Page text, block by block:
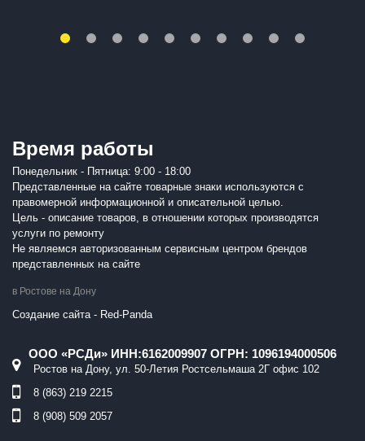
Время работы
Понедельник - Пятница: 9:00 - 18:00
Представленные на сайте товарные знаки используются с
правомерной информационной и описательной целью.
Цель - описание товаров, в отношении которых производятся
услуги по ремонту
Не являемся авторизованным сервисным центром брендов
представленных на сайте
в Ростове на Дону
Создание сайта - Red-Panda
ООО «РСДи» ИНН:6162009907 ОГРН: 1096194000506
Ростов на Дону, ул. 50-Летия Ростсельмаша 2Г офис 102
8 (863) 219 2215
8 (908) 509 2057